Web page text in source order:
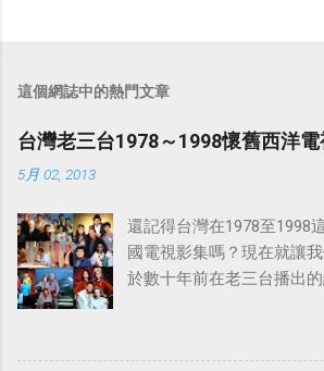
這個網誌中的熱門文章
台灣老三台1978～1998懷舊西洋
5月 02, 2013
還記得台灣在1978至1998
國電視影集嗎？現在就讓
於數十年前在老三台播出的
「愛之船」（The Love
是在1977年9月24日至